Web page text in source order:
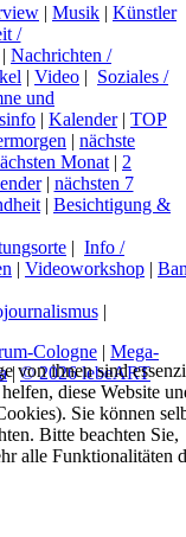
| Musik | Künstler
/
| Nachrichten /
| Video | Soziales /
und
| Kalender| TOP
| nächste
Monat | 2
| nächsten 7
| Besichtigung &
| Info /
| Videoworkshop |
|
Cologne | Mega-
|© 2026 lebeART
von ihnen sind
diese Website
Sie können
Bitte beachten Sie,
alle Funktionalitäten